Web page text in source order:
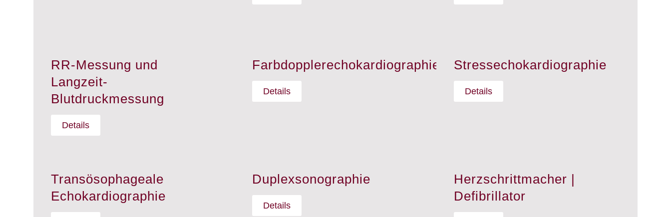
RR-Messung und
Langzeit-
Blutdruckmessung
Details
Farbdopplerechokardiographie
Details
Stressechokardiographie
Details
Transösophageale
Echokardiographie
Duplexsonographie
Details
Herzschrittmacher |
Defibrillator